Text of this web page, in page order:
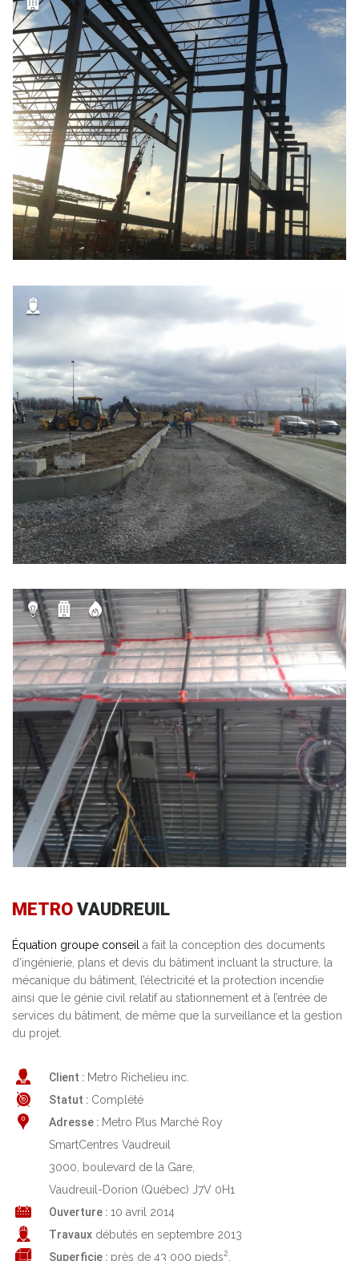
METRO VAUDREUIL
Équation groupe conseil a fait la conception des documents
d’ingénierie, plans et devis du bâtiment incluant la structure, la
mécanique du bâtiment, l’électricité et la protection incendie
ainsi que le génie civil relatif au stationnement et à l’entrée de
services du bâtiment, de même que la surveillance et la gestion
du projet.
Client : Metro Richelieu inc.
Statut : Complété
Adresse : Metro Plus Marché Roy
SmartCentres Vaudreuil
3000, boulevard de la Gare,
Vaudreuil-Dorion (Québec) J7V 0H1
Ouverture : 10 avril 2014
Travaux débutés en septembre 2013
Superficie : près de 43 000 pieds2